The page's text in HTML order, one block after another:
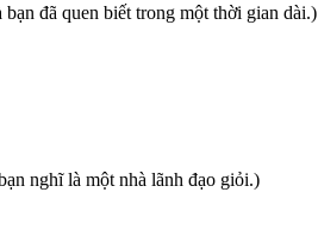
đã quen biết trong một thời gian dài.)
nghĩ là một nhà lãnh đạo giỏi.)